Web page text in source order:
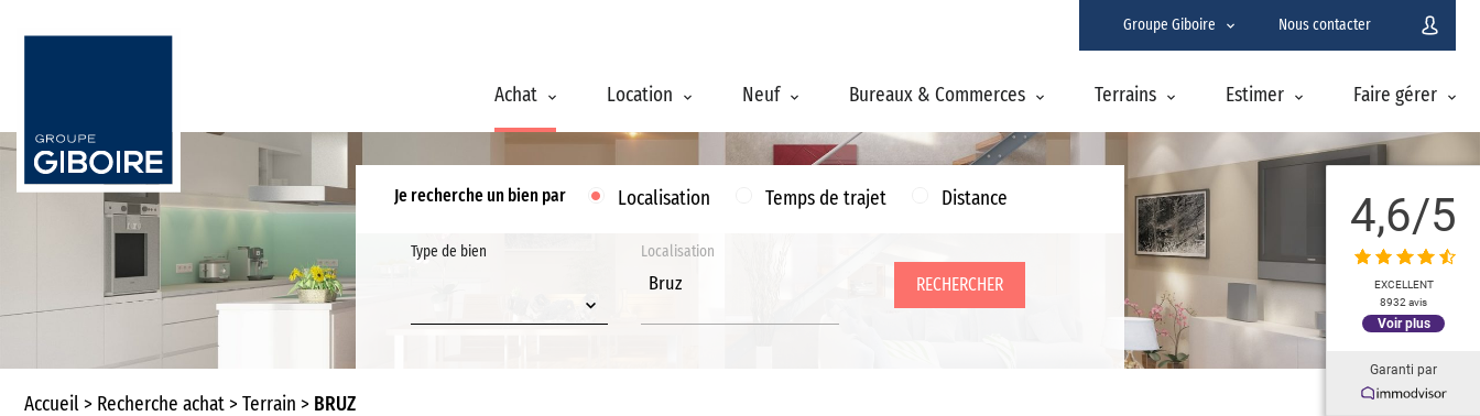
Achat Location Neuf Bureaux & Commerces Terrains Estimer Faire gérer
Groupe Giboire Nous contacter
4,6/5
EXCELLENT
8932 avis
Voir plus
Garanti par
Je recherche un bien par Localisation Temps de trajet Distance
Type de bien Localisation
Bruz RECHERCHER
Accueil Recherche achat Terrain BRUZ